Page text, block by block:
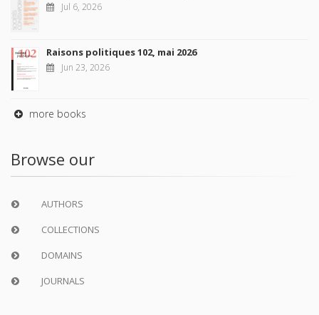
Jul 6, 2026
Raisons politiques 102, mai 2026
Jun 23, 2026
more books
Browse our
AUTHORS
COLLECTIONS
DOMAINS
JOURNALS